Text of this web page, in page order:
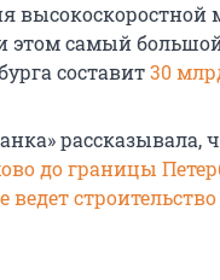
этом самый
составит30
рассказывала,
до границы
строительство